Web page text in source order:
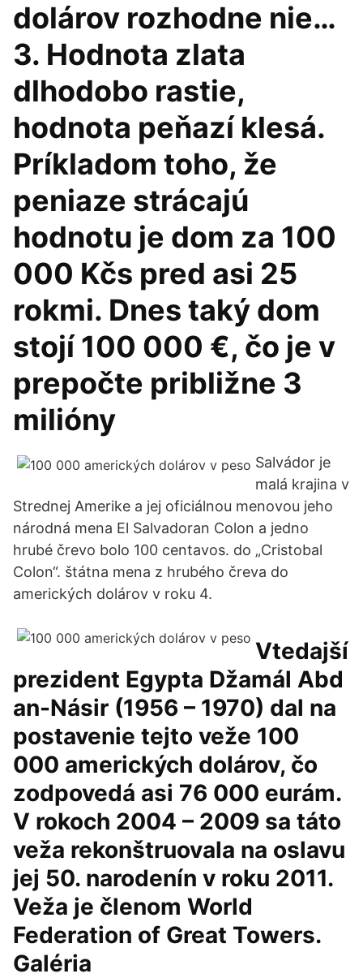
dolárov rozhodne nie…
3. Hodnota zlata
dlhodobo rastie,
hodnota peňazí klesá.
Príkladom toho, že
peniaze strácajú
hodnotu je dom za 100
000 Kčs pred asi 25
rokmi. Dnes taký dom
stojí 100 000 €, čo je v
prepočte približne 3
milióny
Salvádor je
malá krajina v
Strednej Amerike a jej oficiálnou menovou jeho
národná mena El Salvadoran Colon a jedno
hrubé črevo bolo 100 centavos. do „Cristobal
Colon“. štátna mena z hrubého čreva do
amerických dolárov v roku 4.
Vtedajší
prezident Egypta Džamál Abd
an-Násir (1956 – 1970) dal na
postavenie tejto veže 100
000 amerických dolárov, čo
zodpovedá asi 76 000 eurám.
V rokoch 2004 – 2009 sa táto
veža rekonštruovala na oslavu
jej 50. narodenín v roku 2011.
Veža je členom World
Federation of Great Towers.
Galéria